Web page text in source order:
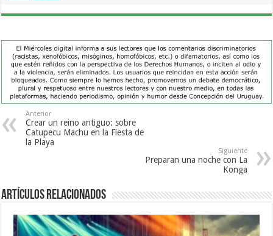
Anterior
Crear un reino antiguo: sobre
Catupecu Machu en la Fiesta de
la Playa
Siguiente
Preparan una noche con La
Konga
Artículos Relacionados